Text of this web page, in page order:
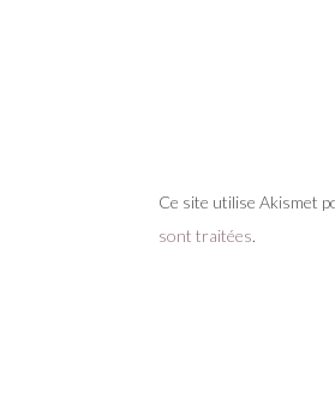
Ce site utilise Akismet
sont traitées.